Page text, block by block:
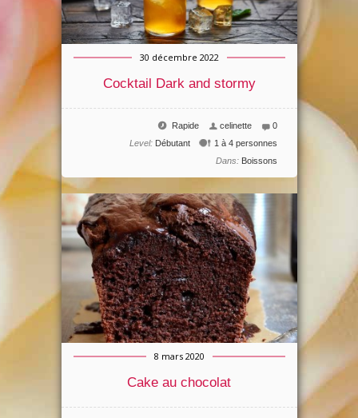
30 décembre 2022
Cocktail Dark and stormy
0
celinette
Rapide
1 à 4 personnes
Level: Débutant
Dans: Boissons
8 mars 2020
Cake au chocolat